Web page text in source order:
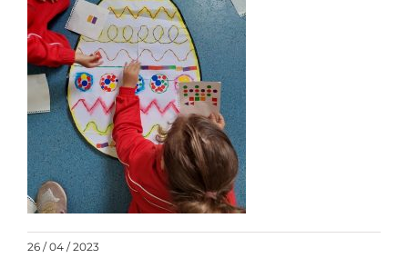
26 / 04 / 2023